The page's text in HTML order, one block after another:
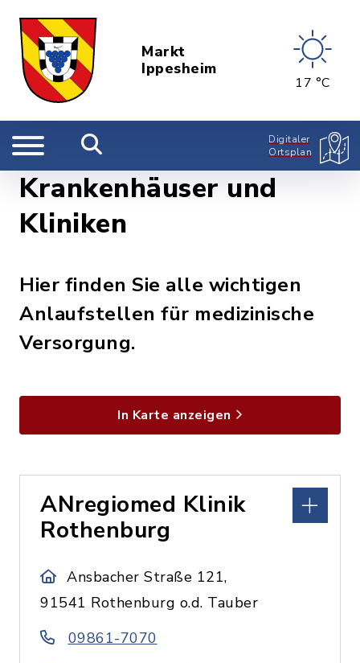
Markt
Ippesheim
17 °C
Digitaler
Ortsplan
Krankenhäuser und
Kliniken
Hier finden Sie alle wichtigen
Anlaufstellen für medizinische
Versorgung.
In Karte anzeigen
ANregiomed Klinik
Rothenburg
Ansbacher Straße 121,
91541 Rothenburg o.d. Tauber
09861-7070